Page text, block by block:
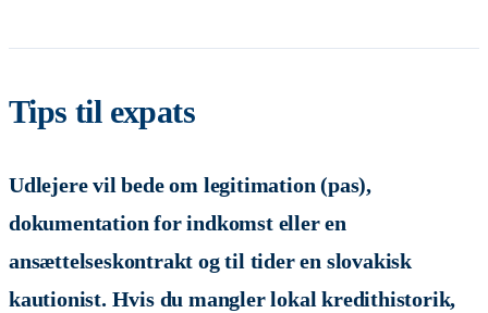
Tips til expats
Udlejere vil bede om legitimation (pas),
dokumentation for indkomst eller en
ansættelseskontrakt og til tider en slovakisk
kautionist. Hvis du mangler lokal kredithistorik,